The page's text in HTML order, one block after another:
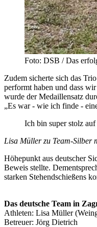
Foto: DSB / Das
Zudem sicherte sich das
performt haben und dass
wurde der Medaillensatz
„Es war - wie ich finde -
Ich bin super stolz
Lisa Müller zu Team-Silber
Höhepunkt aus deutscher
Beweis stellte.
starken Stehendschießens
Das deutsche Team in
Athleten: Lisa Müller
Betreuer: Jörg Dietrich